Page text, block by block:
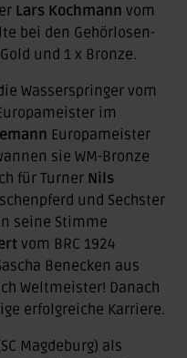
Lars Kochmann vom
bei den Gehörlosen-
und 1 x Bronze.
Wasserspringer vom
im
Europameister
sie WM-Bronze
für Turner Nils
und Sechster
seine Stimme
vom BRC 1924
Benecken aus
Weltmeister! Danach
erfolgreiche Karriere.
Magdeburg) als